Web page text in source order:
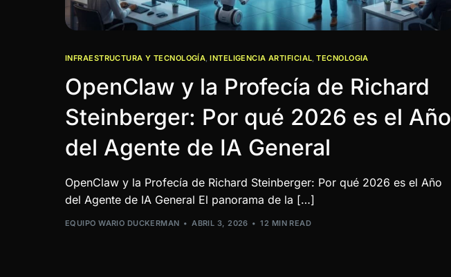
INFRAESTRUCTURA Y TECNOLOGÍA ,INTELIGENCIA ARTIFICIAL ,TECNOLOGIA
OpenClaw y la Profecía de Richard
Steinberger: Por qué 2026 es el Año
del Agente de IA General
OpenClaw y la Profecía de Richard Steinberger: Por qué 2026 es el Año
del Agente de IA General El panorama de la […]
EQUIPO WARIO DUCKERMAN ABRIL 3, 2026 12 MIN READ